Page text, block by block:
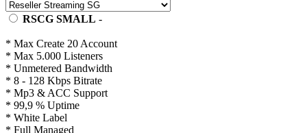
RSCG SMALL -
* Max Create 20 Account
* Max 5.000 Listeners
* Unmetered Bandwidth
* 8 - 128 Kbps Bitrate
* Mp3 & ACC Support
* 99,9 % Uptime
* White Label
* Full Managed